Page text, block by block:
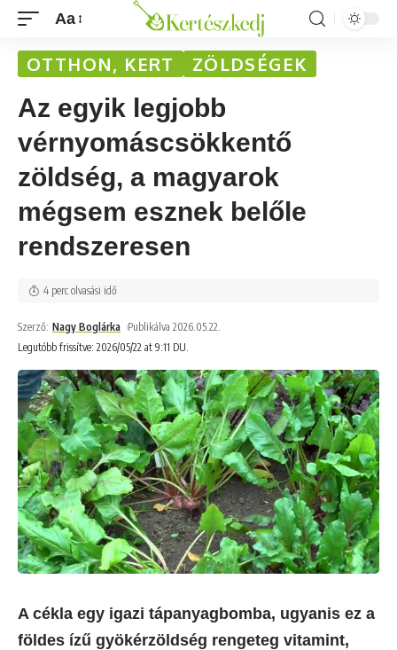
Aa
OTTHON, KERT ZÖLDSÉGEK
Az egyik legjobb
vérnyomáscsökkentő
zöldség, a magyarok
mégsem esznek belőle
rendszeresen
Legutóbb frissítve: 2026/05/22 at 9:11 DU.
Szerző: Nagy Boglárka Publikálva 2026.05.22.
4 perc olvasási idő
A cékla egy igazi tápanyagbomba, ugyanis ez a
földes ízű gyökérzöldség rengeteg vitamint,